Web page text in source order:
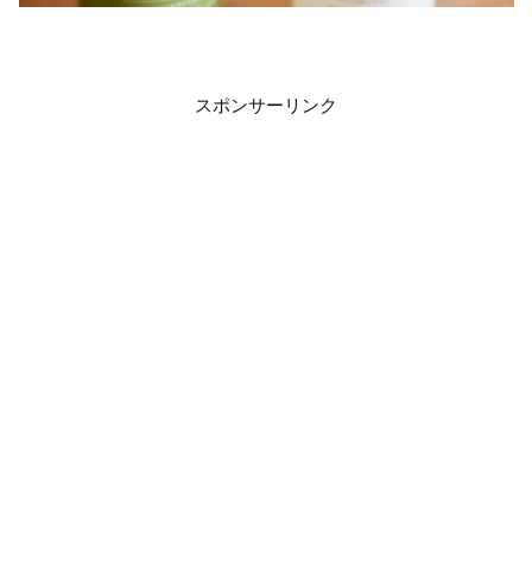
スポンサーリンク